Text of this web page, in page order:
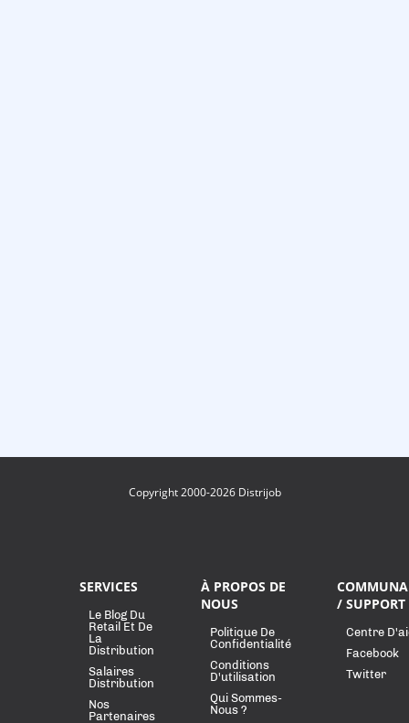
Copyright 2000-2026 Distrijob
SERVICES
Le Blog Du
Retail Et De
La
Distribution
Salaires
Distribution
Nos
Partenaires
À PROPOS DE
NOUS
Politique De
Confidentialité
Conditions
D'utilisation
Qui Sommes-
Nous ?
/ SUPPORT
Centre
Facebook
Twitter